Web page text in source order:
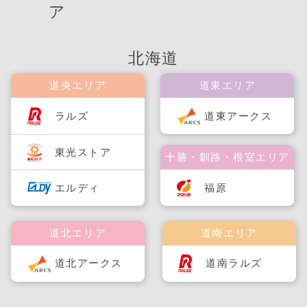
ア
北海道
道央エリア
ラルズ
東光ストア
エルディ
道南エリア
道南ラルズ
道北エリア
道北アークス
道東エリア
道東アークス
十勝・釧路・根室エリア
福原